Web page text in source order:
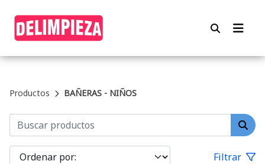
Productos BAÑERAS - NIÑOS
Filtrar